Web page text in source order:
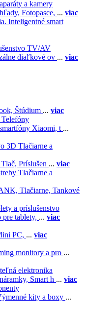
a kamery
Fotopasce, ... viac
Inteligentné smart
TV/AV
diaľkové ov ... viac
Štúdium ... viac
Xiaomi, t ...
3D Tlačiarne a
Príslušen ... viac
Tlačiarne a
Tlačiarne, Tankové
a príslušenstvo
pre tablety, ... viac
PC, ... viac
monitory a pro ...
elektronika
Smart h ... viac
kity a boxy ...